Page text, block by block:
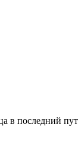
последний